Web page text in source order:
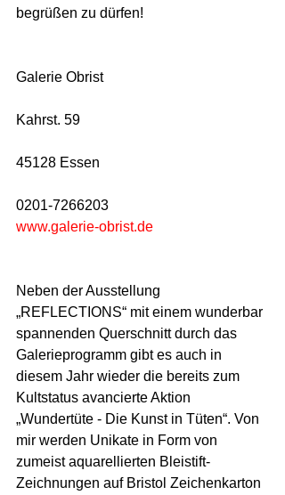
begrüßen zu dürfen!
Galerie Obrist
Kahrst. 59
45128 Essen
0201-7266203
www.galerie-obrist.de
Neben der Ausstellung
„REFLECTIONS“ mit einem wunderbar
spannenden Querschnitt durch das
Galerieprogramm gibt es auch in
diesem Jahr wieder die bereits zum
Kultstatus avancierte Aktion
„Wundertüte - Die Kunst in Tüten“. Von
mir werden Unikate in Form von
zumeist aquarellierten Bleistift-
Zeichnungen auf Bristol Zeichenkarton